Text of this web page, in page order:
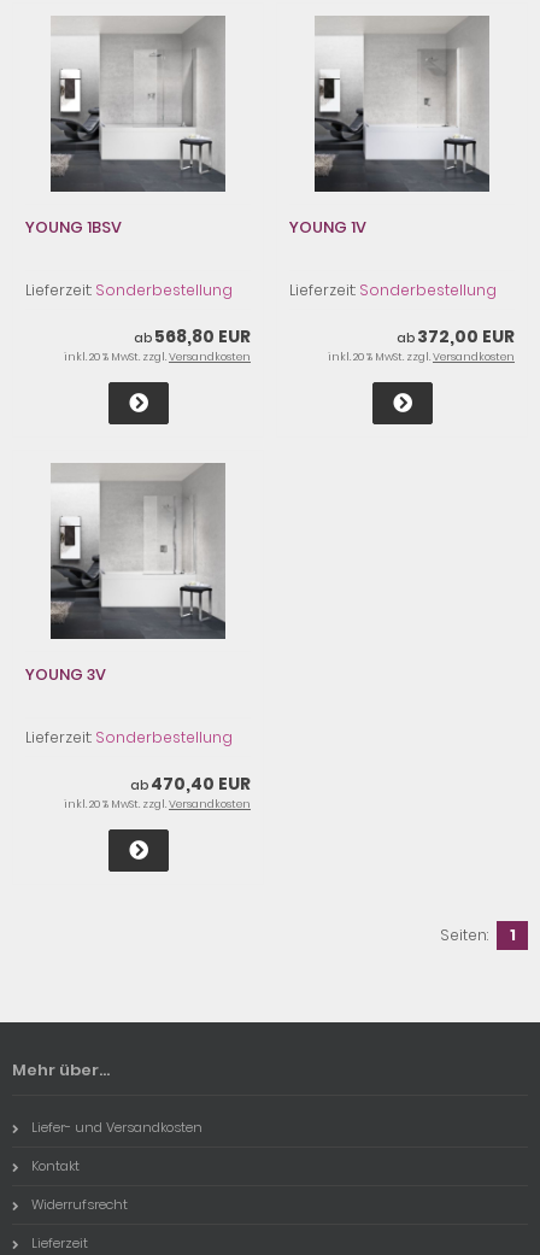
YOUNG 1BSV
Lieferzeit: Sonderbestellung
ab 568,80 EUR
inkl. 20 % MwSt. zzgl.Versandkosten
YOUNG 1V
Lieferzeit: Sonderbestellung
ab 372,00 EUR
inkl. 20 % MwSt. zzgl.Versandkosten
YOUNG 3V
Lieferzeit: Sonderbestellung
ab 470,40 EUR
inkl. 20 % MwSt. zzgl.Versandkosten
Seiten: 1
Mehr über...
Liefer- und Versandkosten
Kontakt
Widerrufsrecht
Lieferzeit